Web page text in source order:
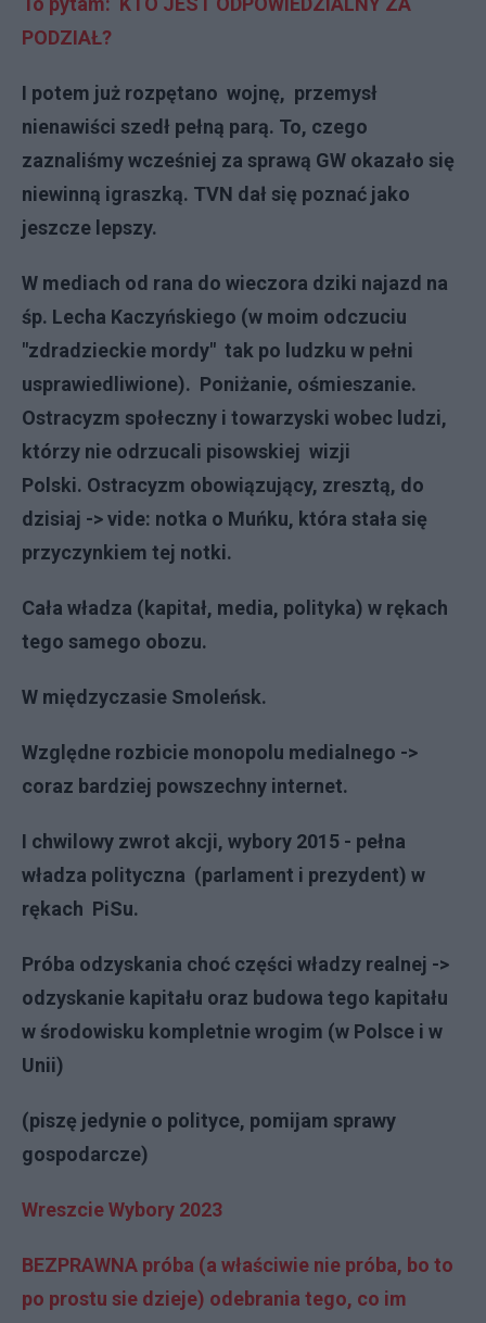
PODZIAŁ?
I potem już rozpętano wojnę, przemysł
nienawiści szedł pełną parą. To, czego
zaznaliśmy wcześniej za sprawą GW okazało się
niewinną igraszką. TVN dał się poznać jako
jeszcze lepszy.
W mediach od rana do wieczora dziki najazd na
śp. Lecha Kaczyńskiego (w moim odczuciu
"zdradzieckie mordy" tak po ludzku w pełni
usprawiedliwione). Poniżanie, ośmieszanie.
Ostracyzm społeczny i towarzyski wobec ludzi,
którzy nie odrzucali pisowskiej wizji
Polski. Ostracyzm obowiązujący, zresztą, do
dzisiaj -> vide: notka o Muńku, która stała się
przyczynkiem tej notki.
Cała władza (kapitał, media, polityka) w rękach
tego samego obozu.
W międzyczasie Smoleńsk.
Względne rozbicie monopolu medialnego ->
coraz bardziej powszechny internet.
I chwilowy zwrot akcji, wybory 2015 - pełna
władza polityczna (parlament i prezydent) w
rękach PiSu.
Próba odzyskania choć części władzy realnej ->
odzyskanie kapitału oraz budowa tego kapitału
w środowisku kompletnie wrogim (w Polsce i w
Unii)
(piszę jedynie o polityce, pomijam sprawy
gospodarcze)
Wreszcie Wybory 2023
BEZPRAWNA próba (a właściwie nie próba, bo to
po prostu sie dzieje) odebrania tego, co im